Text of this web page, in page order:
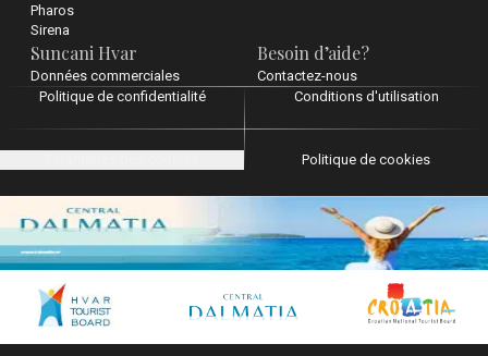
Pharos
Sirena
Suncani Hvar
Données commerciales
Besoin d’aide?
Contactez-nous
Politique de confidentialité Conditions d'utilisation
Politique de cookies